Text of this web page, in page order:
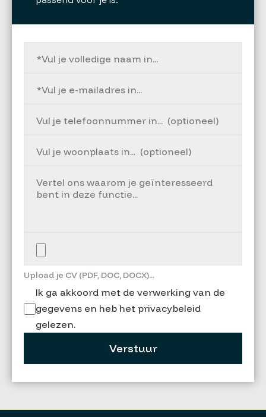
Upload je CV (PDF, DOC, DOCX)...
Ik ga akkoord met de verwerking van de
gegevens en heb het privacybeleid
gelezen.
Verstuur